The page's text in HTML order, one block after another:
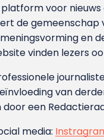
voor
de
en
vinden lezers
van
een
media: